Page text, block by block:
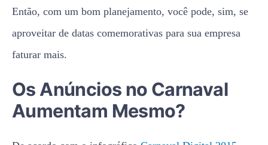
Os Anúncios no Carnaval
Aumentam Mesmo?
divulgado pelo Think With Google, as categorias de
turismo crescem muito entre o Ano Novo e o Carnaval.